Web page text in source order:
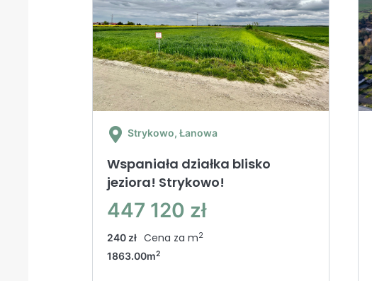
Strykowo, Łanowa
Wspaniała działka blisko
jeziora! Strykowo!
447 120 zł
240 zł Cena za m2
1863.00m2